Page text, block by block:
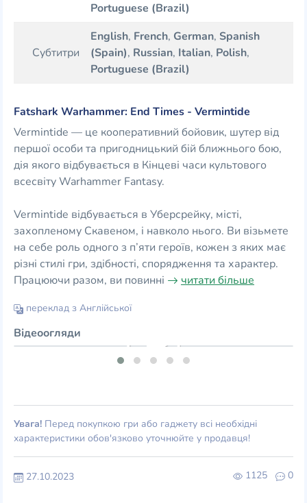
Portuguese (Brazil)
Субтитри
English, French, German, Spanish
(Spain), Russian, Italian, Polish,
Portuguese (Brazil)
Fatshark Warhammer: End Times - Vermintide
Vermintide — це кооперативний бойовик, шутер від
першої особи та пригодницький бій ближнього бою,
дія якого відбувається в Кінцеві часи культового
всесвіту Warhammer Fantasy.
Vermintide відбувається в Уберсрейку, місті,
захопленому Скавеном, і навколо нього. Ви візьмете
на себе роль одного з п’яти героїв, кожен з яких має
різні стилі гри, здібності, спорядження та характер.
Працюючи разом, ви повинні
читати більше
переклад з Англійської
Відеоогляди
Увага! Перед покупкою гри або гаджету всі необхідні
характеристики обов'язково уточнюйте у продавця!
1125 0
27.10.2023